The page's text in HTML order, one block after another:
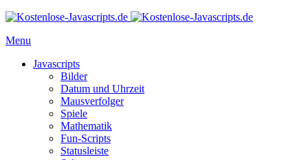
Menu
Javascripts
Bilder
Datum und Uhrzeit
Mausverfolger
Spiele
Mathematik
Fun-Scripts
Statusleiste